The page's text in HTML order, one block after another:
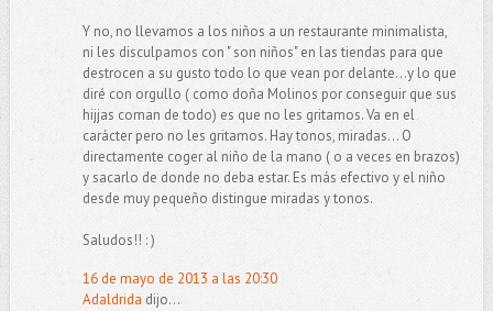
Y no, no llevamos a los niños a un restaurante minimalista,
ni les disculpamos con " son niños" en las tiendas para que
destrocen a su gusto todo lo que vean por delante...y lo que
diré con orgullo ( como doña Molinos por conseguir que sus
hijjas coman de todo) es que no les gritamos. Va en el
carácter pero no les gritamos. Hay tonos, miradas... O
directamente coger al niño de la mano ( o a veces en brazos)
y sacarlo de donde no deba estar. Es más efectivo y el niño
desde muy pequeño distingue miradas y tonos.
Saludos!! : )
16 de mayo de 2013 a las 20:30
Adaldrida dijo...